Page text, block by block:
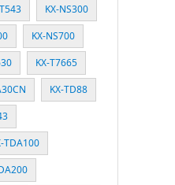
KX-NS300
KX-NS700
KX-T7665
KX-TD88
TDA100